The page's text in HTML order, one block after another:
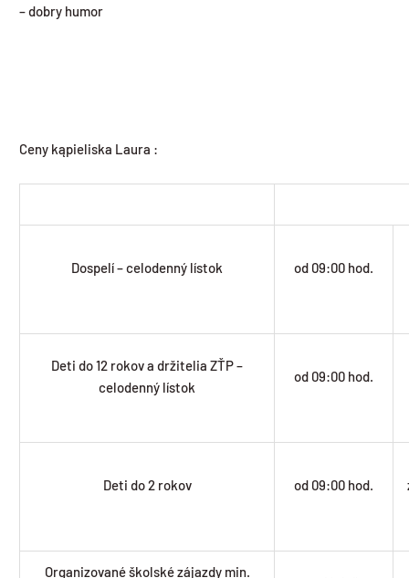
– dobry humor
Ceny kąpieliska Laura :
Dospelí – celodenný lístok od 09:00 hod.
Deti do 12 rokov a držitelia ZŤP –
celodenný lístok
od 09:00 hod.
Deti do 2 rokov od 09:00 hod.
Organizované školské zájazdy min.